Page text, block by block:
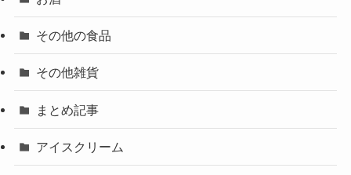
その他の食品
その他雑貨
まとめ記事
アイスクリーム